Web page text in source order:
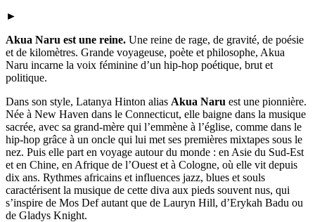
►
Akua Naru est une reine. Une reine de rage, de gravité, de poésie
et de kilomètres. Grande voyageuse, poète et philosophe, Akua
Naru incarne la voix féminine d’un hip-hop poétique, brut et
politique.
Dans son style, Latanya Hinton alias Akua Naru est une pionnière.
Née à New Haven dans le Connecticut, elle baigne dans la musique
sacrée, avec sa grand-mère qui l’emmène à l’église, comme dans le
hip-hop grâce à un oncle qui lui met ses premières mixtapes sous le
nez. Puis elle part en voyage autour du monde : en Asie du Sud-Est
et en Chine, en Afrique de l’Ouest et à Cologne, où elle vit depuis
dix ans. Rythmes africains et influences jazz, blues et souls
caractérisent la musique de cette diva aux pieds souvent nus, qui
s’inspire de Mos Def autant que de Lauryn Hill, d’Erykah Badu ou
de Gladys Knight.